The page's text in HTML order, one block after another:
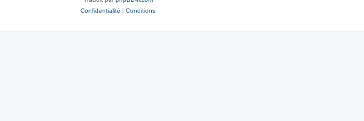
Confidentialité | Conditions